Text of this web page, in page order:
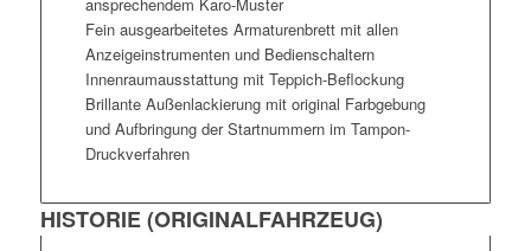
Fein ausgearbeitetes Armaturenbrett mit allen
Anzeigeinstrumenten und Bedienschaltern
Innenraumausstattung mit Teppich-Beflockung
Brillante Außenlackierung mit original Farbgebung
und Aufbringung der Startnummern im Tampon-
Druckverfahren
HISTORIE (ORIGINALFAHRZEUG)